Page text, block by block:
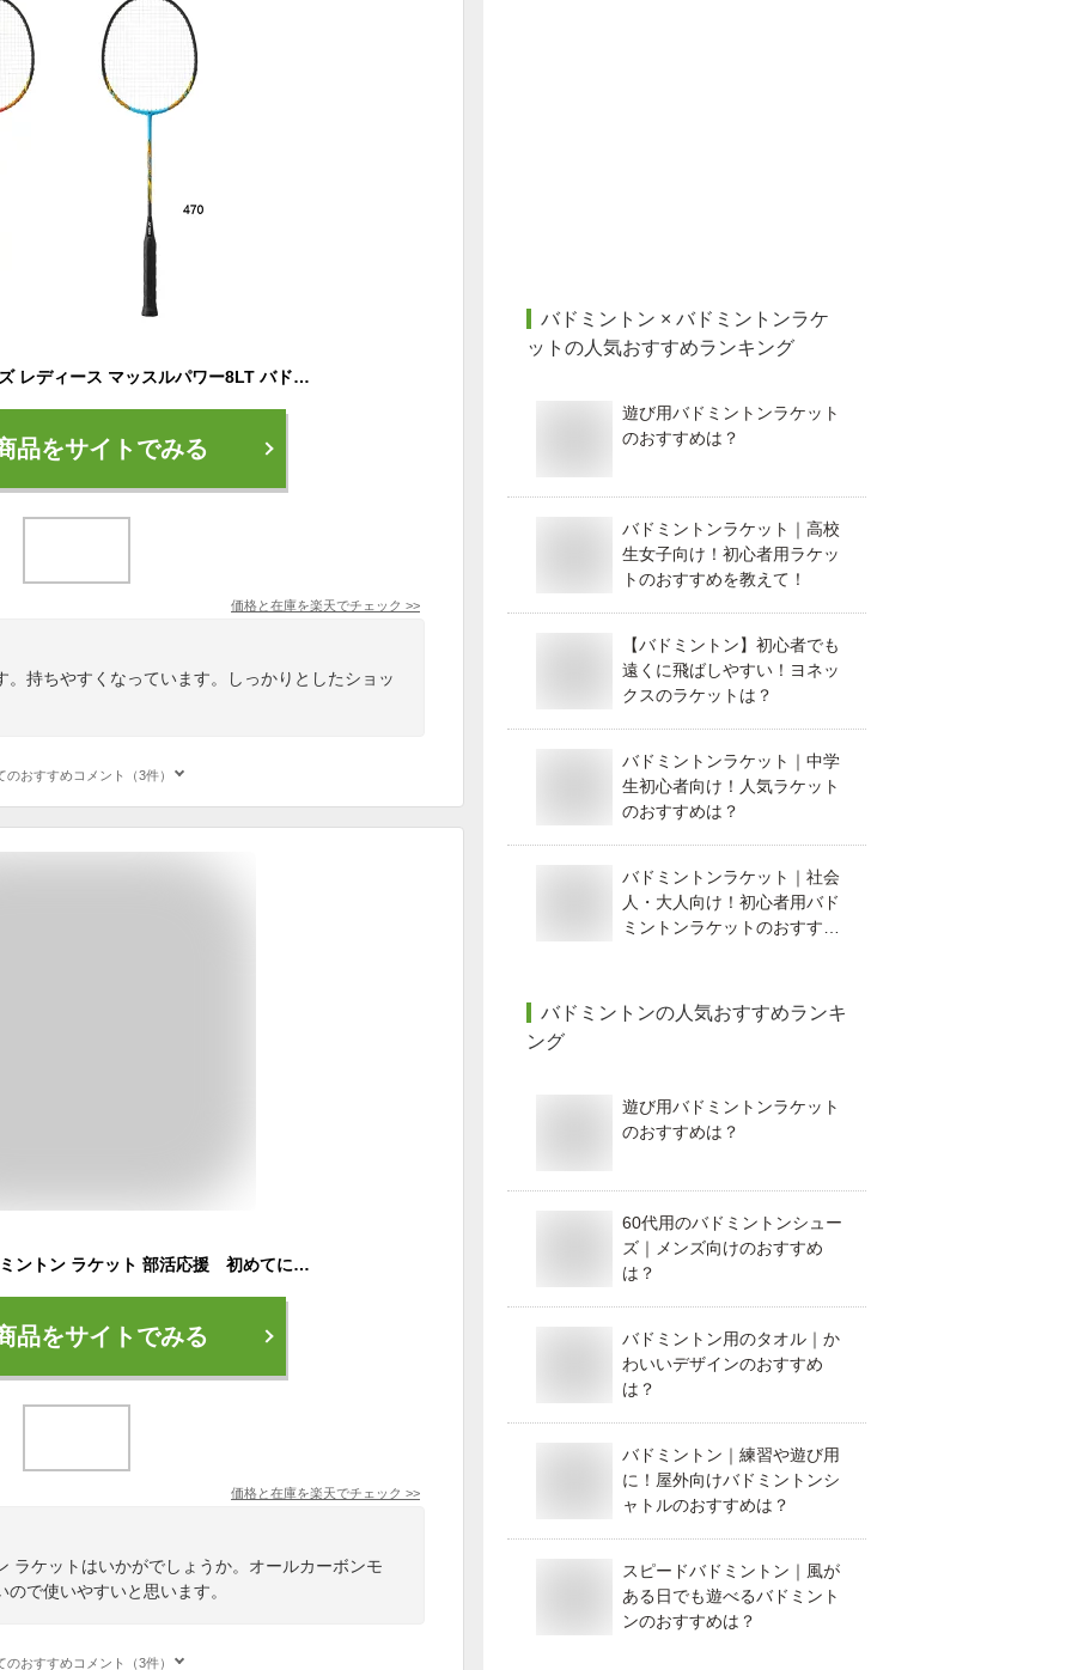
張上 ヨネックス メンズ レディース マッスルパワー8LT バドミントン アクセサリー 競技 ラケット 軽量 ブルー 青 オレンジ 送料無料 YONEX MP8LTG
品をサイトでみる
価格と在庫を楽天でチェック >>
持ちやすくなっています。しっかりとしたショッ
のおすすめコメント（3件）
プリンス prince バドミントン ラケット 部活応援 初めてにおすすめ オールカーボンモデル LITE 7000Ti
品をサイトでみる
価格と在庫を楽天でチェック >>
ラケットはいかがでしょうか。オールカーボンモ
で使いやすいと思います。
のおすすめコメント（3件）
バドミントン × バドミントンラケ
ット の人気おすすめランキング
遊び用バドミントンラケット
のおすすめは？
バドミントンラケット｜高校
生女子向け！初心者用ラケッ
トのおすすめを教えて！
【バドミントン】初心者でも
遠くに飛ばしやすい！ヨネッ
クスのラケットは？
バドミントンラケット｜中学
生初心者向け！人気ラケット
のおすすめは？
バドミントンラケット｜社会
人・大人向け！初心者用バド
ミントンラケットのおすすめ
バドミントンの人気おすすめランキ
ング
遊び用バドミントンラケット
のおすすめは？
60代用のバドミントンシュー
ズ｜メンズ向けのおすすめ
は？
バドミントン用のタオル｜か
わいいデザインのおすすめ
は？
バドミントン｜練習や遊び用
に！屋外向けバドミントンシ
ャトルのおすすめは？
スピードバドミントン｜風が
ある日でも遊べるバドミント
ンのおすすめは？